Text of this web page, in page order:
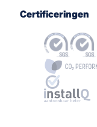
Certificeringen